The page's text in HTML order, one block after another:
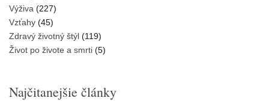
Výživa (227)
Vzťahy (45)
Zdravý životný štýl (119)
Život po živote a smrti (5)
Najčitanejšie články